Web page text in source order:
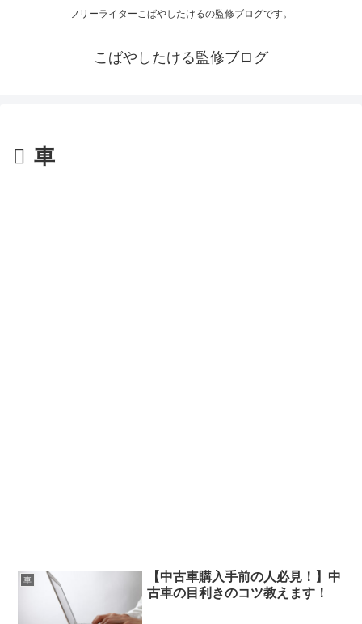
フリーライターこばやしたけるの監修ブログです。
こばやしたける監修ブログ
車
車
【中古車購入手前の人必見！】中
古車の目利きのコツ教えます！